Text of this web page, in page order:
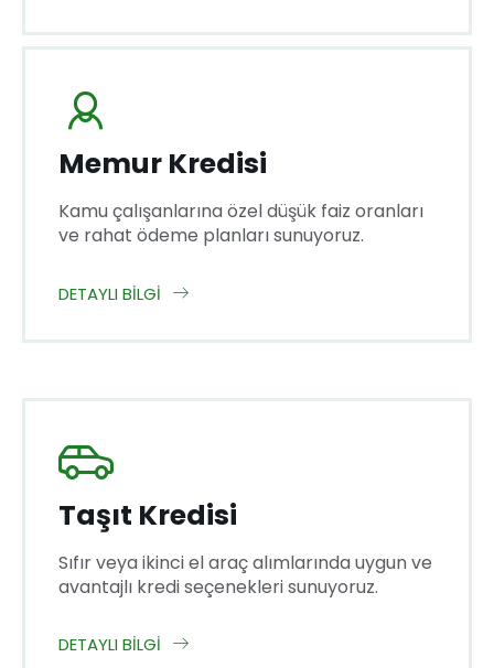
Memur Kredisi
Kamu çalışanlarına özel düşük faiz oranları
ve rahat ödeme planları sunuyoruz.
DETAYLI BILGI
Taşıt Kredisi
Sıfır veya ikinci el araç alımlarında uygun ve
avantajlı kredi seçenekleri sunuyoruz.
DETAYLI BILGI